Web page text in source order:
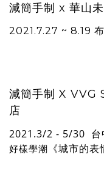
減簡手制 x 華山
2021.7.27 ~ 8.19
減簡手制 X VVG
店
2021.3/2 - 5/30 台
好樣學潮 《城市的